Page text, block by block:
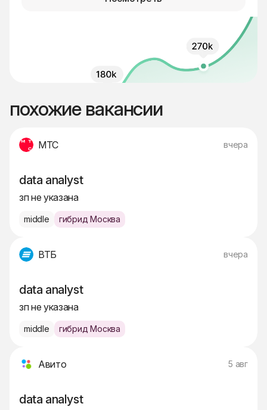
похожие вакансии
МТС вчера
data analyst
зп не указана
middle гибрид Москва
ВТБ вчера
data analyst
зп не указана
middle гибрид Москва
Авито 5 авг
data analyst